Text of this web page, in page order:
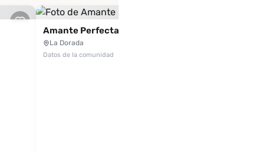
Amante Perfecta
La Dorada
Datos de la comunidad